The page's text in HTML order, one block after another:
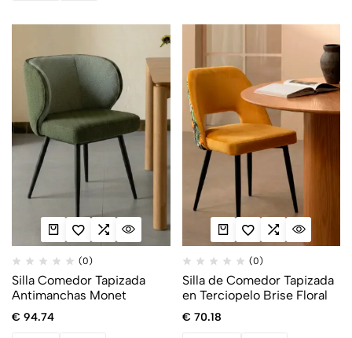
(0)
Silla Comedor Tapizada
Antimanchas Monet
€ 94.74
(0)
Silla de Comedor Tapizada
en Terciopelo Brise Floral
€ 70.18